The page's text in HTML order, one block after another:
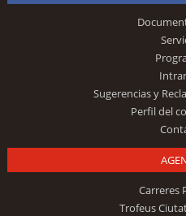
Sugerencias y
Perfil del
Carreres
Trofeus